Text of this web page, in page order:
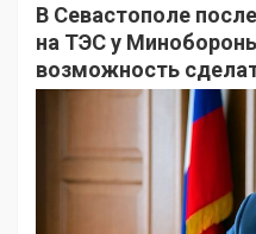
В Севастополе
на ТЭС у
возможность